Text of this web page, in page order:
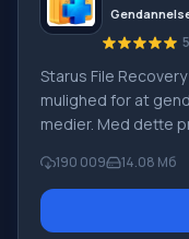
Starus File
mulighed for at
medier. Med dette
slettet uden om
software, mistet
tømning af
190 009 14.08 Мб